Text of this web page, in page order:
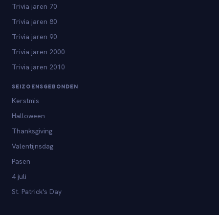
Trivia jaren 70
Trivia jaren 80
Trivia jaren 90
Trivia jaren 2000
Trivia jaren 2010
SEIZOENSGEBONDEN
Kerstmis
Halloween
Thanksgiving
Valentijnsdag
Pasen
4 juli
St. Patrick's Day